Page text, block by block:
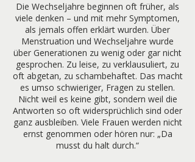
Die Wechseljahre beginnen oft früher, als
viele denken – und mit mehr Symptomen,
als jemals offen erklärt wurden. Über
Menstruation und Wechseljahre wurde
über Generationen zu wenig oder gar nicht
gesprochen. Zu leise, zu verklausuliert, zu
oft abgetan, zu schambehaftet. Das macht
es umso schwieriger, Fragen zu stellen.
Nicht weil es keine gibt, sondern weil die
Antworten so oft widersprüchlich sind oder
ganz ausbleiben. Viele Frauen werden nicht
ernst genommen oder hören nur: „Da
musst du halt durch.“